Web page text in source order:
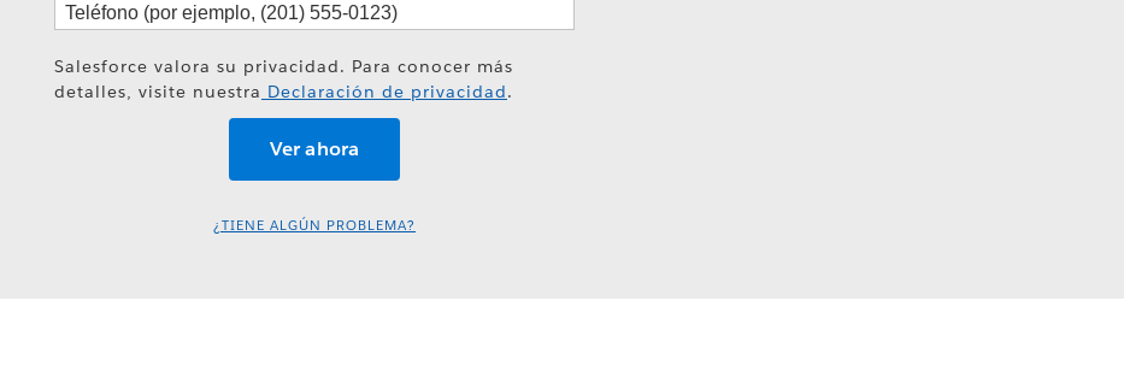
Salesforce valora su privacidad. Para conocer más
detalles, visite nuestra Declaración de privacidad.
¿TIENE ALGÚN PROBLEMA?